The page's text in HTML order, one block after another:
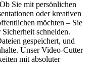
Sie mit persönlichen
oder kreativen
möchten – Sie
schneiden.
gespeichert, und
Unser Video-Cutter
mit absoluter